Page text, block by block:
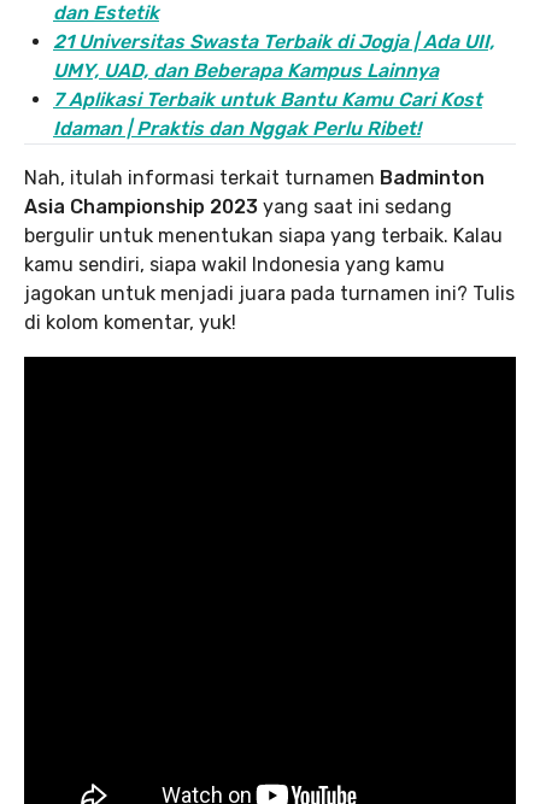
dan Estetik
21 Universitas Swasta Terbaik di Jogja | Ada UII,
UMY, UAD, dan Beberapa Kampus Lainnya
7 Aplikasi Terbaik untuk Bantu Kamu Cari Kost
Idaman | Praktis dan Nggak Perlu Ribet!
Nah, itulah informasi terkait turnamen Badminton
Asia Championship 2023 yang saat ini sedang
bergulir untuk menentukan siapa yang terbaik. Kalau
kamu sendiri, siapa wakil Indonesia yang kamu
jagokan untuk menjadi juara pada turnamen ini? Tulis
di kolom komentar, yuk!